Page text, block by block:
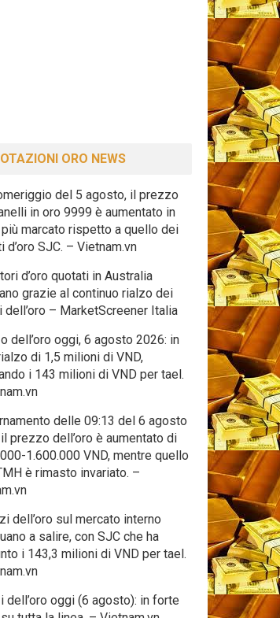
ORO NEWS
del 5 agosto, il prezzo
in oro 9999 è aumentato in
marcato rispetto a quello dei
d’oro SJC. – Vietnam.vn
d’oro quotati in Australia
grazie al continuo rialzo dei
dell’oro – MarketScreener Italia
dell’oro oggi, 6 agosto 2026: in
di 1,5 milioni di VND,
i 143 milioni di VND per tael.
delle 09:13 del 6 agosto
prezzo dell’oro è aumentato di
1.600.000 VND, mentre quello
è rimasto invariato. –
dell’oro sul mercato interno
a salire, con SJC che ha
i 143,3 milioni di VND per tael.
dell’oro oggi (6 agosto): in forte